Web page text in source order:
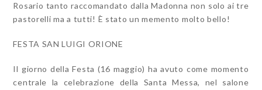
Rosario tanto raccomandato dalla Madonna non solo ai tre
pastorelli ma a tutti! È stato un memento molto bello!
FESTA SAN LUIGI ORIONE
Il giorno della Festa (16 maggio) ha avuto come momento
centrale la celebrazione della Santa Messa, nel salone